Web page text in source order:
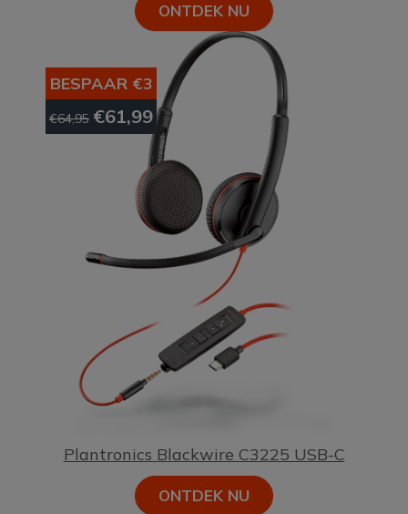
ONTDEK NU
BESPAAR €3
€64,95 €61,99
Plantronics Blackwire C3225 USB-C
ONTDEK NU